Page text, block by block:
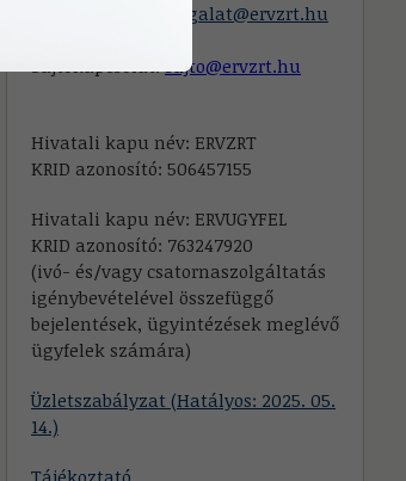
ugyfelszolgalat@ervzrt.hu
Sajtókapcsolat:sajto@ervzrt.hu
Hivatali kapu név: ERVZRT
KRID azonosító: 506457155
Hivatali kapu név: ERVUGYFEL
KRID azonosító: 763247920
(ivó- és/vagy csatornaszolgáltatás
igénybevételével összefüggő
bejelentések, ügyintézések meglévő
ügyfelek számára)
Üzletszabályzat (Hatályos: 2025. 05.
14.)